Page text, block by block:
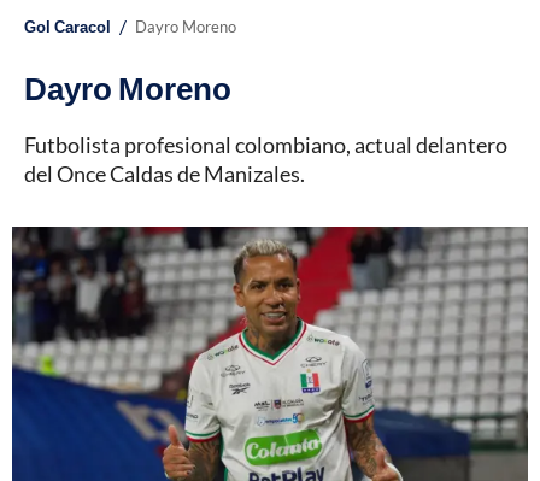
Gol Caracol / Dayro Moreno
Dayro Moreno
Futbolista profesional colombiano, actual delantero
del Once Caldas de Manizales.